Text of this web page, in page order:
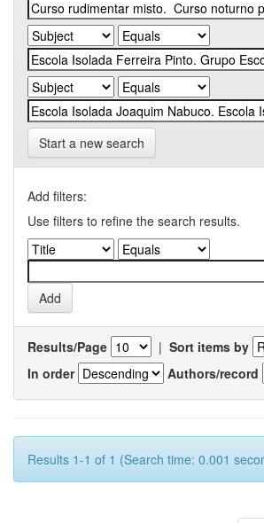
Start a new search
Add filters:
Use filters to refine the search results.
Results/Page | Sort items by
In order
Authors/record
Results 1-1 of 1 (Search time: 0.001